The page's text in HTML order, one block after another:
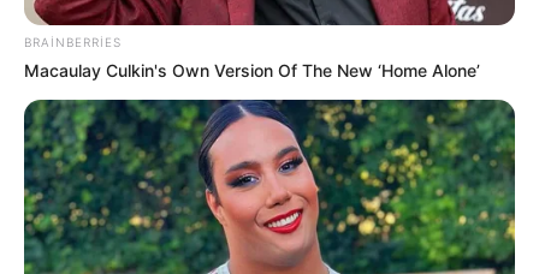
22:10 / 05 Avqust 2026 CƏMİYYƏT
Bakıda MƏSCİDYANIR
BRAINBERRIES
Macaulay Culkin's Own Version Of The New ‘Home Alone’